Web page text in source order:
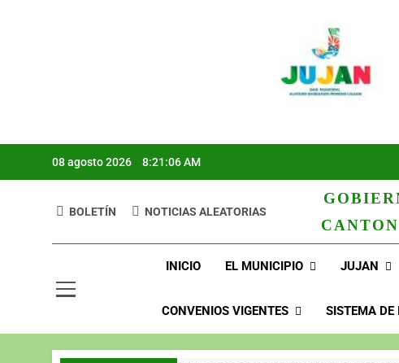
08 agosto 2026 8:21:07 AM
BOLETÍN NOTICIAS ALEATORIAS
INICIO EL MUNICIPIO JUJAN
CONVENIOS VIGENTES SISTEMA